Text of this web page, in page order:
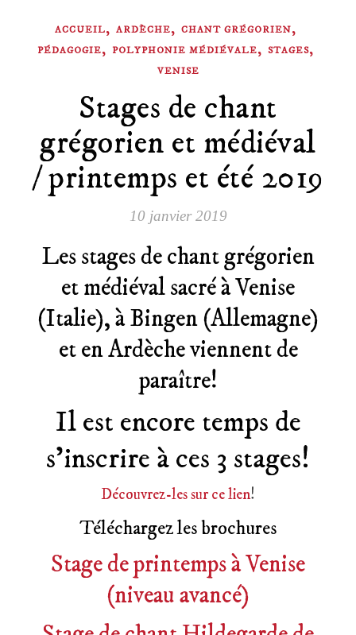
ACCUEIL, ARDÈCHE, CHANT GRÉGORIEN,
PÉDAGOGIE, POLYPHONIE MÉDIÉVALE, STAGES,
VENISE
Stages de chant
grégorien et médiéval
/ printemps et été 2019
10 janvier 2019
Les stages de chant grégorien
et médiéval sacré à Venise
(Italie), à Bingen (Allemagne)
et en Ardèche viennent de
paraître!
Il est encore temps de
s’inscrire à ces 3 stages!
Découvrez-les sur ce lien!
Téléchargez les brochures
Stage de printemps à Venise
(niveau avancé)